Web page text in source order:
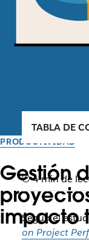
PRODUCTIVIDAD
Gestión
impacto
TABLA DE
4 min de
Según el
on Project